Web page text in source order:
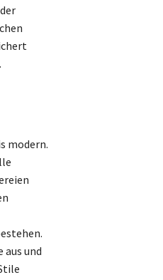
modern.
aus und